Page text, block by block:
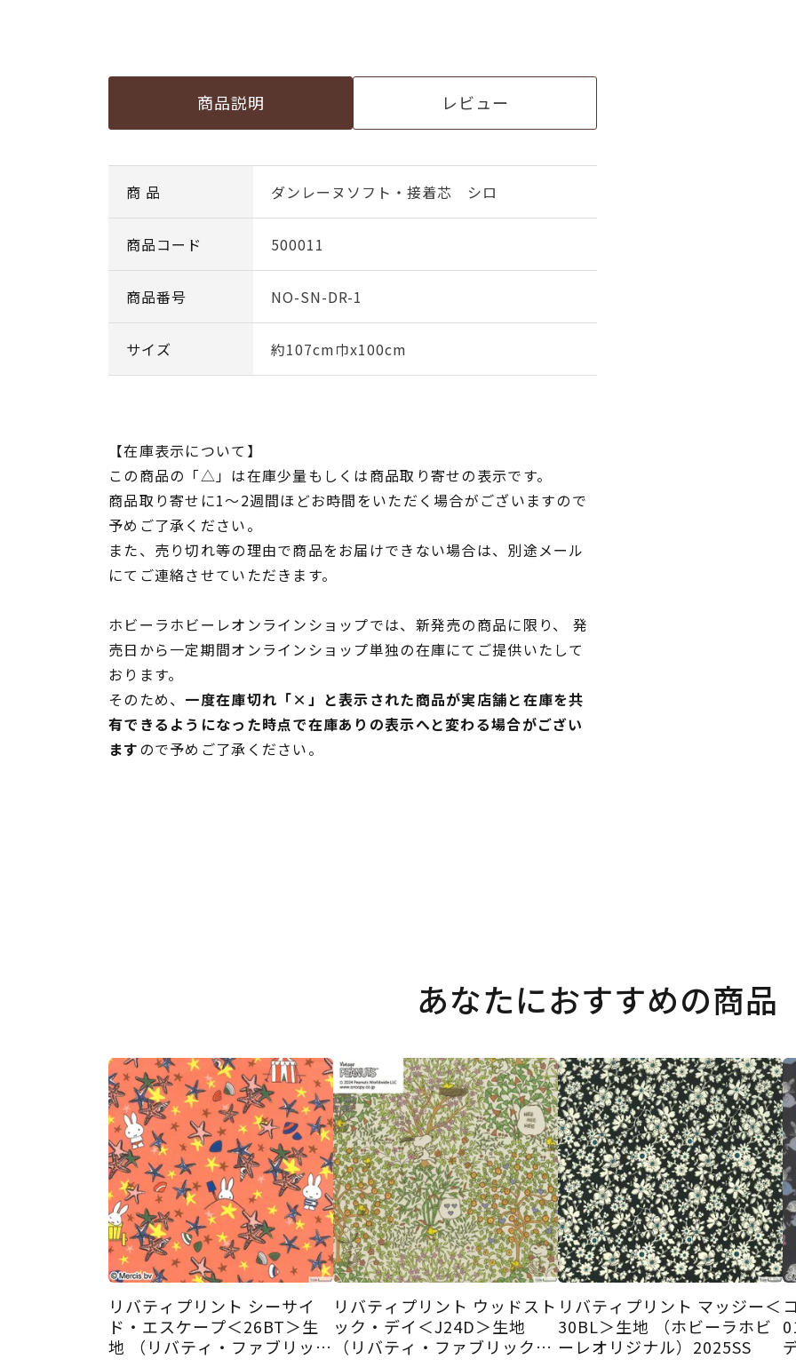
商品説明 レビュー
商 品 ダンレーヌソフト・接着芯 シロ
商品コード 500011
商品番号 NO-SN-DR-1
サイズ 約107cm巾x100cm
【在庫表示について】
この商品の「△」は在庫少量もしくは商品取り寄せの表示です。
商品取り寄せに1～2週間ほどお時間をいただく場合がございますので
予めご了承ください。
また、売り切れ等の理由で商品をお届けできない場合は、別途メール
にてご連絡させていただきます。
ホビーラホビーレオンラインショップでは、新発売の商品に限り、 発
売日から一定期間オンラインショップ単独の在庫にてご提供いたして
おります。
そのため、 一度在庫切れ「×」と表示された商品が実店舗と在庫を共
有できるようになった時点で在庫ありの表示へと変わる場合がござい
ますので予めご了承ください。
あなたにおすすめの商品
リバティプリント シーサイ
ド・エスケープ＜26BT＞生
地 （リバティ・ファブリック
リバティプリント ウッドスト
ック・デイ＜J24D＞生地
（リバティ・ファブリック
リバティプリント マッジー＜
30BL＞生地 （ホビーラホビ
ーレオリジナル）2025SS